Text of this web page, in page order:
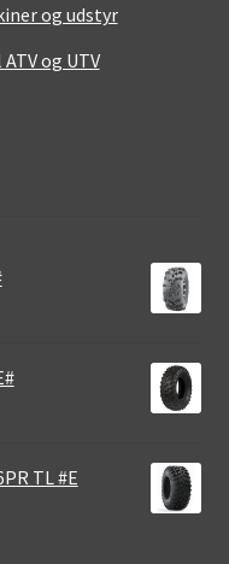
og udstyr
og UTV
TL #E